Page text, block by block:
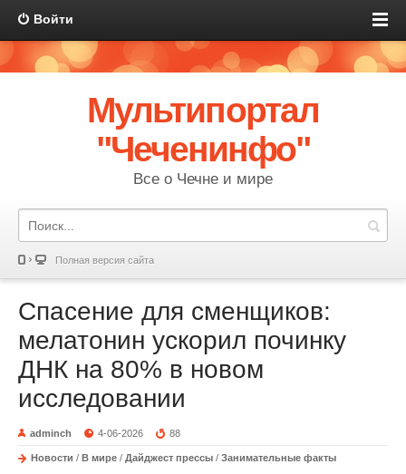
Войти
Мультипортал
"Чеченинфо"
Все о Чечне и мире
Полная версия сайта
Спасение для сменщиков:
мелатонин ускорил починку
ДНК на 80% в новом
исследовании
adminch 4-06-2026 88
Новости / В мире / Дайджест прессы / Занимательные факты